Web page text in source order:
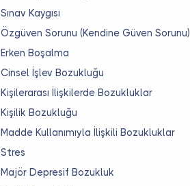
Sınav Kaygısı
Özgüven Sorunu (Kendine Güven Sorunu)
Erken Boşalma
Cinsel İşlev Bozukluğu
Kişilerarası İlişkilerde Bozukluklar
Kişilik Bozukluğu
Madde Kullanımıyla İlişkili Bozukluklar
Stres
Majör Depresif Bozukluk